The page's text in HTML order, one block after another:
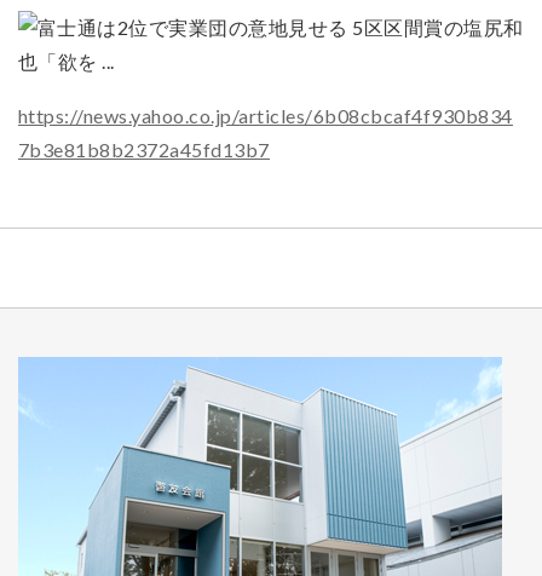
https://news.yahoo.co.jp/articles/6b08cbcaf4f930b834
7b3e81b8b2372a45fd13b7